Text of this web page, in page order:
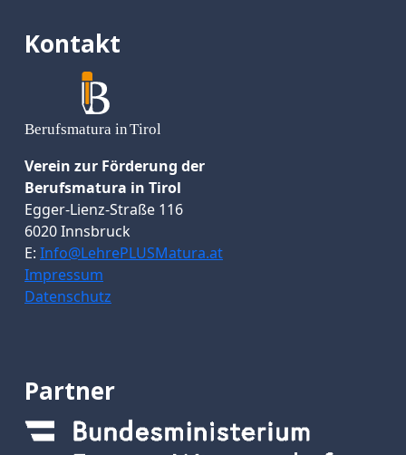
Kontakt
Verein zur Förderung der
Berufsmatura in Tirol
Egger-Lienz-Straße 116
6020 Innsbruck
E: Info@LehrePLUSMatura.at
Impressum
Datenschutz
Partner